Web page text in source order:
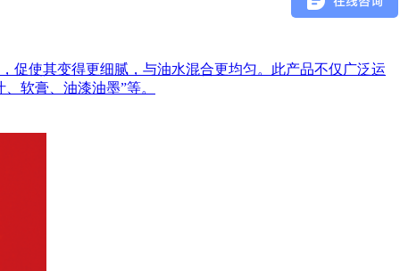
促使其变得更细腻，与油水混合更均匀。此产品不仅广泛运
软膏、油漆油墨”等。